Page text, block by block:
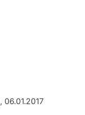
06.01.2017